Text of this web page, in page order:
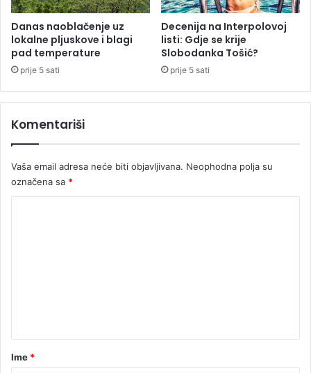
u
f
i
n
a
v
t
s
k
a
p
r
a
v
u
Danas naoblačenje uz
lokalne pljuskove i blagi
pad temperature
prije 5 sati
Decenija na Interpolovoj
listi: Gdje se krije
Slobodanka Tošić?
prije 5 sati
Komentariši
Vaša email adresa neće biti objavljivana. Neophodna polja su
označena sa *
rIme *